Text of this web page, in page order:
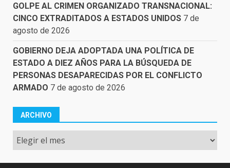
GOLPE AL CRIMEN ORGANIZADO TRANSNACIONAL:
CINCO EXTRADITADOS A ESTADOS UNIDOS 7 de
agosto de 2026
GOBIERNO DEJA ADOPTADA UNA POLÍTICA DE
ESTADO A DIEZ AÑOS PARA LA BÚSQUEDA DE
PERSONAS DESAPARECIDAS POR EL CONFLICTO
ARMADO 7 de agosto de 2026
ARCHIVO
Archivo